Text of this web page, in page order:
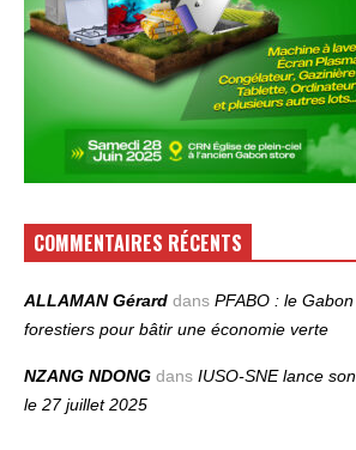
COMMENTAIRES RÉCENTS
ALLAMAN Gérard dans PFABO : le
forestiers pour bâtir une économie verte
NZANG NDONG dans IUSO‑SNE lance
le 27 juillet 2025